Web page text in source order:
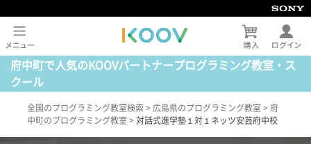
府中町で人気のKOOVパートナープログラミング教室・ス
クール
全国のプログラミング教室検索 > 広島県のプログラミング教室 > 府
中町のプログラミング教室 > 対話式進学塾１対１ネッツ安芸府中校